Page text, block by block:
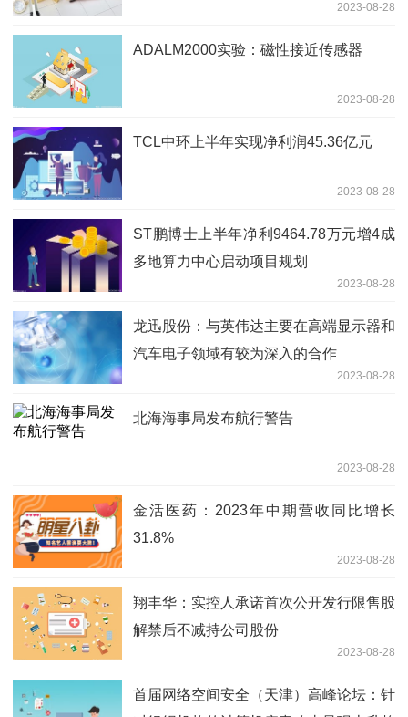
2023-08-28
ADALM2000实验：磁性接近传感器
2023-08-28
TCL中环上半年实现净利润45.36亿元
2023-08-28
ST鹏博士上半年净利9464.78万元增4成
多地算力中心启动项目规划
2023-08-28
龙迅股份：与英伟达主要在高端显示器和
汽车电子领域有较为深入的合作
2023-08-28
北海海事局发布航行警告
2023-08-28
金活医药：2023年中期营收同比增长
31.8%
2023-08-28
翔丰华：实控人承诺首次公开发行限售股
解禁后不减持公司股份
2023-08-28
首届网络空间安全（天津）高峰论坛：针